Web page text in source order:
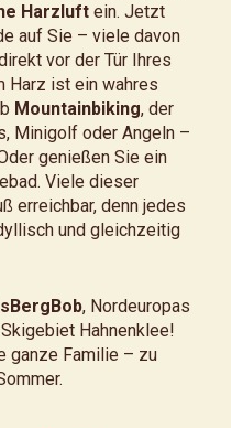
Harzluft ein. Jetzt
auf Sie – viele davon
vor der Tür Ihres
Harz ist ein wahres
Mountainbiking, der
Minigolf oder Angeln –
genießen Sie ein
Viele dieser
erreichbar, denn jedes
und gleichzeitig
, Nordeuropas
Hahnenklee!
ganze Familie – zu